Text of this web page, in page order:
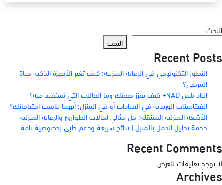
البحث
البحث
Recent Posts
التطور التكنولوجي في الرعاية المنزلية: كيف تغير الأجهزة الذكية حياة
المرضى؟
الناد بلس NAD+ كيف يعزز صحتك وما الحالات التي تستفيد منه؟
الفيتامينات الوريدية في العيادات أو في المنزل: أيهما يناسب احتياجاتك؟
الأشعة المنزلية المتنقلة: حل مثالي لحالات الطوارئ والرعاية المنزلية
خدمة تحليل الحمل بالمنزل | نتائج سريعة ودعم طبي بخصوصية تامة
Recent Comments
لا توجد تعليقات للعرض.
Archives